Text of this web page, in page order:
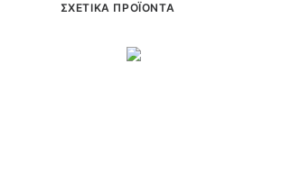
ΣΧΕΤΙΚΆ ΠΡΟΪΌΝΤΑ